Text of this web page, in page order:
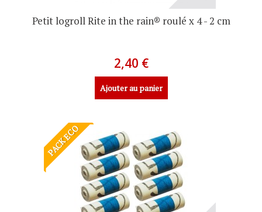
Petit logroll Rite in the rain® roulé x 4 - 2 cm
2,40 €
Ajouter au panier
PACK ECO